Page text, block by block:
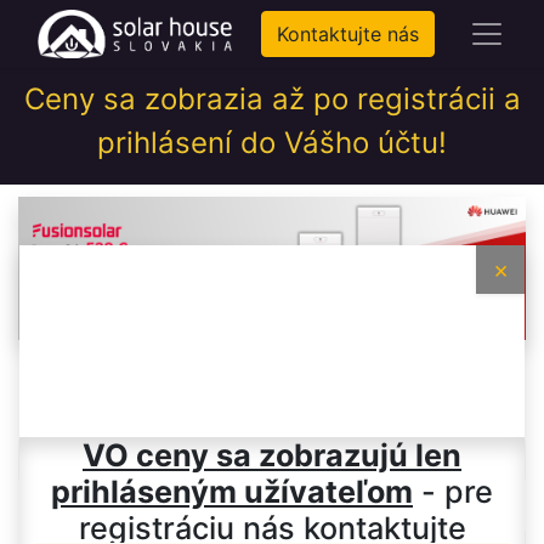
Kontaktujte nás
×
VO ceny sa zobrazujú len
prihláseným užívateľom - pre
registráciu nás kontaktujte
Ceny sa zobrazia až po registrácii a
prihlásení do Vášho účtu!
🔌Trojfázové (3/4
MPPT)